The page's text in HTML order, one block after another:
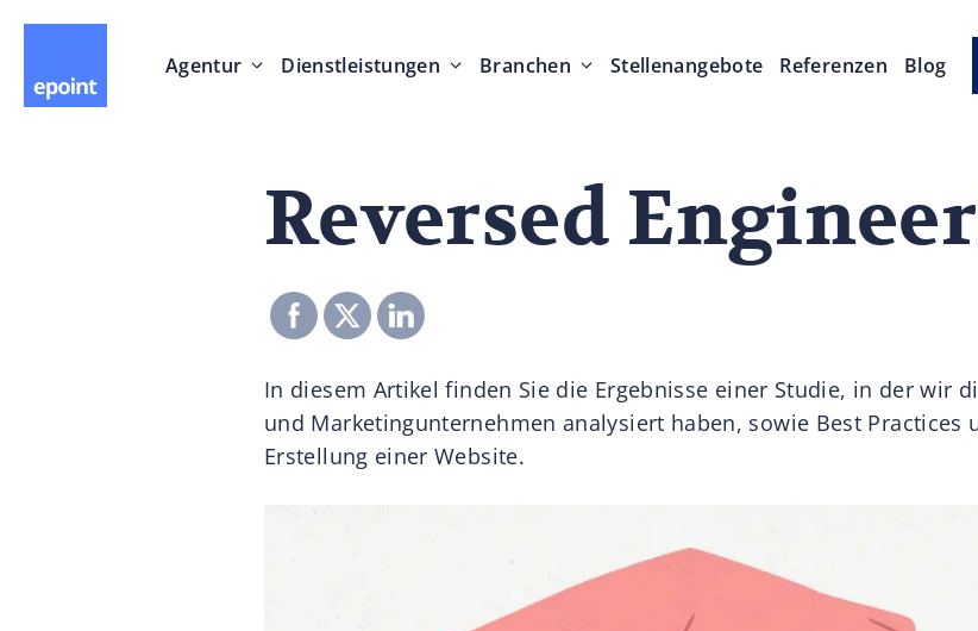
Agentur Dienstleistungen Branchen Stellenangebote Referenzen Blog
Reversed
In diesem Artikel finden Sie die Ergebnisse einer Studie, in der wir
und Marketingunternehmen analysiert haben, sowie Best Practices
Erstellung einer Website.